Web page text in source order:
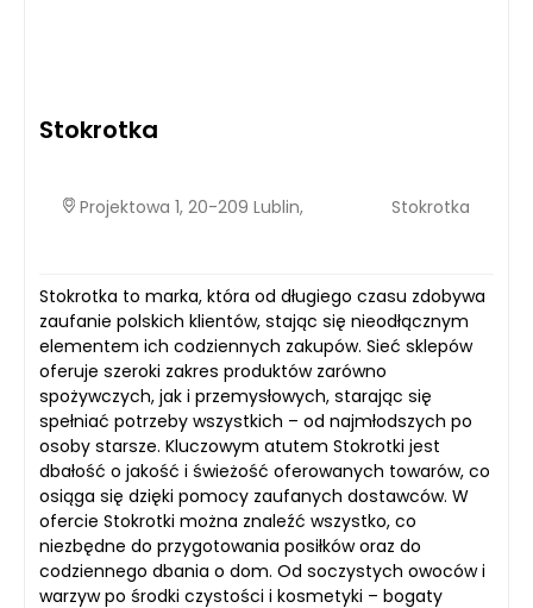
Stokrotka
Projektowa 1, 20-209 Lublin, Stokrotka
Stokrotka to marka, która od długiego czasu zdobywa
zaufanie polskich klientów, stając się nieodłącznym
elementem ich codziennych zakupów. Sieć sklepów
oferuje szeroki zakres produktów zarówno
spożywczych, jak i przemysłowych, starając się
spełniać potrzeby wszystkich – od najmłodszych po
osoby starsze. Kluczowym atutem Stokrotki jest
dbałość o jakość i świeżość oferowanych towarów, co
osiąga się dzięki pomocy zaufanych dostawców. W
ofercie Stokrotki można znaleźć wszystko, co
niezbędne do przygotowania posiłków oraz do
codziennego dbania o dom. Od soczystych owoców i
warzyw po środki czystości i kosmetyki – bogaty